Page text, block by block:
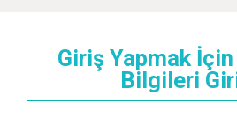
Giriş Yapmak
Bilgileri